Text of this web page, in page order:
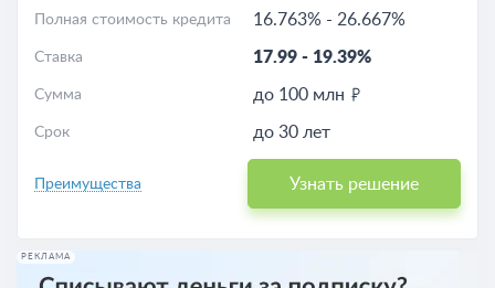
Полная стоимость кредита 16.763% - 26.667%
Ставка 17.99 - 19.39%
Сумма до 100 млн
Срок до 30 лет
Преимущества Узнать решение
РЕКЛАМА